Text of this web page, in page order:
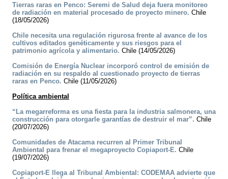
Tierras raras en Penco: Seremi de Salud deja fuera monitoreo
de radiación en material procesado de proyecto minero. Chile
(18/05/2026)
Chile necesita una regulación rigurosa frente al avance de los
cultivos editados genéticamente y sus riesgos para el
patrimonio agrícola y alimentario. Chile (14/05/2026)
Comisión de Energía Nuclear incorporó control de emisión de
radiación en su respaldo al cuestionado proyecto de tierras
raras en Penco. Chile (11/05/2026)
Política ambiental
“La megarreforma es una fiesta para la industria salmonera, una
construcción para otorgarle garantías de destruir el mar”. Chile
(20/07/2026)
Comunidades de Atacama recurren al Primer Tribunal
Ambiental para frenar el megaproyecto Copiaport-E. Chile
(19/07/2026)
Copiaport-E llega al Tribunal Ambiental: CODEMAA advierte que